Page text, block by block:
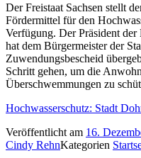
Der Freistaat Sachsen stellt
Fördermittel für den
Verfügung. Der Präsident
hat dem Bürgermeister der
Zuwendungsbescheid
Schritt gehen, um die
Überschwemmungen zu
Hochwasserschutz: Stadt
Veröffentlicht am 16.
Cindy RehnKategorien